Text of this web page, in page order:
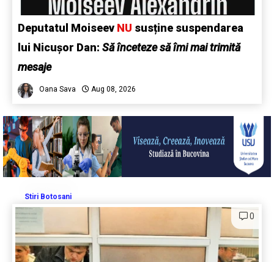
Deputatul Moiseev NU susține suspendarea
lui Nicușor Dan: Să înceteze să îmi mai trimită
mesaje
Oana Sava Aug 08, 2026
Stiri Botosani
0